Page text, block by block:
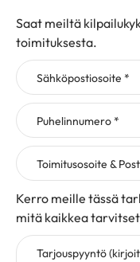
Saat meiltä
toimituksesta.
Sähköpostiosoite *
Puhelinnumero *
Toimitusosoite &
Kerro meille tässä
mitä kaikkea
Tarjouspyyntö